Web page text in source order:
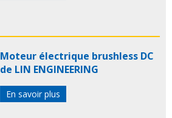
Moteur électrique brushless DC
de LIN ENGINEERING
En savoir plus